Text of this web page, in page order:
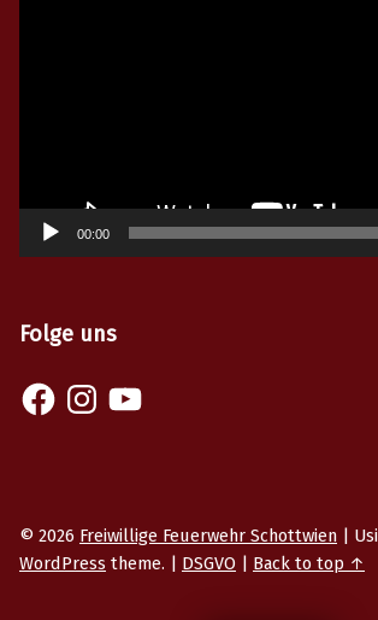
00:00
Folge uns
Facebook
© 2026 Freiwillige Feuerwehr Schottwien |
WordPress theme. | DSGVO | Back to top ↑